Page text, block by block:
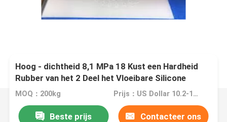
Hoog - dichtheid 8,1 MPa 18 Kust een Hardheid
Rubber van het 2 Deel het Vloeibare Silicone
MOQ：200kg Prijs：US Dollar 10.2-11.5/kg
Beste prijs Contacteer ons